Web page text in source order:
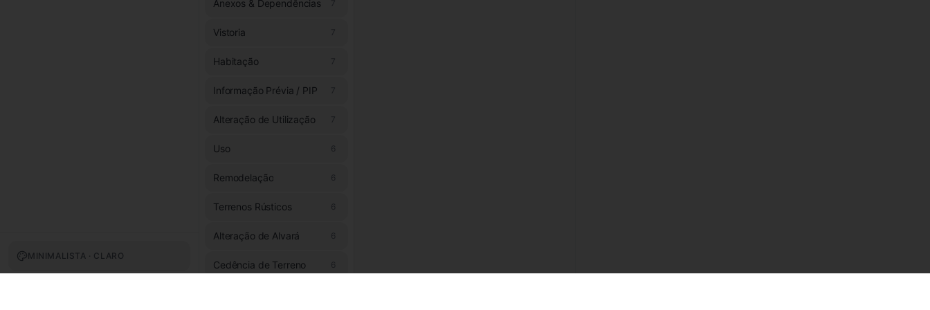
MINIMALISTA · CLARO
Anexos & Dependências 7
Vistoria 7
Habitação 7
Informação Prévia / PIP 7
Alteração de Utilização 7
Uso 6
Remodelação 6
Terrenos Rústicos 6
Alteração de Alvará 6
Cedência de Terreno 6